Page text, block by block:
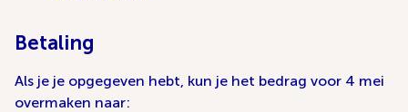
Betaling
Als je je opgegeven hebt, kun je het bedrag voor 4 mei
overmaken naar: